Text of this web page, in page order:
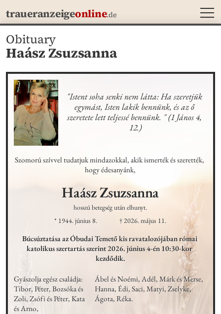
traueranzeigeonline.de
Obituary
Haász Zsuzsanna
"Istent soha senki nem látta: Ha szeretjük
egymást, Isten lakik bennünk, és az ő
szeretete lett teljessé bennünk. " (1 János 4,
12.)
Szomorú szívvel tudatjuk mindazokkal, akik ismerték és szerették,
hogy édesanyánk,
HaászZsuzsanna
hosszú betegség után elhunyt.
* 1944. június 8.
† 2026. május 11.
Búcsúztatása az Óbudai Temető kis ravatalozójában római
katolikus szertartás szerint 2026. június 4-én 10:30-kor
kezdődik.
Gyászolja egész családja:
Tibor, Péter, Bozsóka és
Zoli, Zsófi és Péter, Kata
és Arno,
Ábel és Noémi, Adél, Márk és Merse,
Hanna, Édi, Saci, Matyi, Zselyke,
Ágota, Réka.